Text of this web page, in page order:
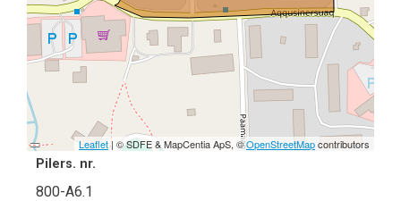
Leaflet| © SDFE & MapCentia ApS, ©OpenStreetMapcontributors
Pilers. nr.
800-A6.1